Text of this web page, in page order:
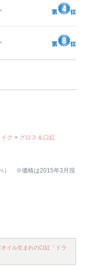
ク > グロス＆口紅
） ※価格は2015年3月現
イル生まれの口紅「ドラ